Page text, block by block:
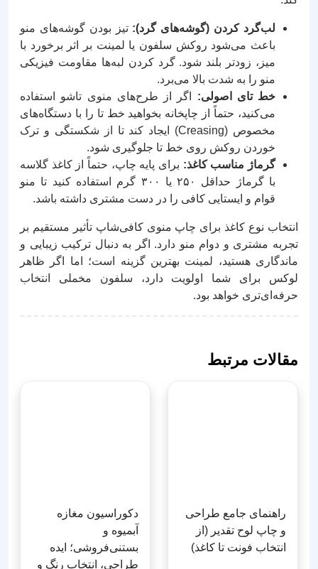
لب‌گرد کردن (گوشه‌های گرد): تیز بودن گوشه‌های منو
باعث می‌شود روکش سلفون یا لمینت بر اثر برخورد با
میز، زودتر بلند شود. گرد کردن لبه‌ها مقاومت فیزیکی
منو را به شدت بالا می‌برد.
خط تای اصولی: اگر از طرح‌های منوی تاشو استفاده
می‌کنید، حتماً از چاپخانه بخواهید خط تا را با دستگاه‌های
مخصوص (Creasing) ایجاد کند تا از شکستگی و ترک
خوردن روکش روی خط تا جلوگیری شود.
گرماژ مناسب کاغذ: برای پایه چاپ، حتماً از کاغذ گلاسه
با گرماژ حداقل ۲۵۰ یا ۳۰۰ گرم استفاده کنید تا منو
قوام و ایستایی کافی را در دست مشتری داشته باشد.
انتخاب نوع کاغذ برای چاپ منوی کافی‌شاپ تأثیر مستقیم بر
تجربه مشتری و دوام منو دارد. اگر به دنبال ترکیب زیبایی و
ماندگاری هستید، لمینت بهترین گزینه است؛ اما اگر ظاهر
لوکس برای شما اولویت دارد، سلفون مخملی انتخاب
حرفه‌ای‌تری خواهد بود.
مقالات مرتبط
طراحی، انتخاب رنگ و
چیدمان حرفه‌ای